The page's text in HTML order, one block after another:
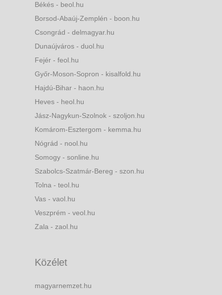
Békés - beol.hu
Borsod-Abaúj-Zemplén - boon.hu
Csongrád - delmagyar.hu
Dunaújváros - duol.hu
Fejér - feol.hu
Győr-Moson-Sopron - kisalfold.hu
Hajdú-Bihar - haon.hu
Heves - heol.hu
Jász-Nagykun-Szolnok - szoljon.hu
Komárom-Esztergom - kemma.hu
Nógrád - nool.hu
Somogy - sonline.hu
Szabolcs-Szatmár-Bereg - szon.hu
Tolna - teol.hu
Vas - vaol.hu
Veszprém - veol.hu
Zala - zaol.hu
Közélet
magyarnemzet.hu